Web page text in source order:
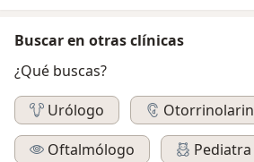
Buscar en otras clínicas
¿Qué buscas?
Urólogo
Oftalmólogo
Pediatra